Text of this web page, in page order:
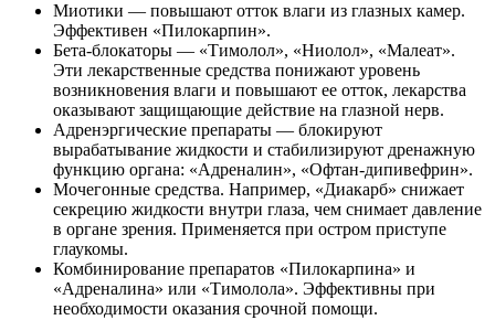
Миотики — повышают отток влаги из глазных камер.
Эффективен «Пилокарпин».
Бета-блокаторы — «Тимолол», «Ниолол», «Малеат».
Эти лекарственные средства понижают уровень
возникновения влаги и повышают ее отток, лекарства
оказывают защищающие действие на глазной нерв.
Адренэргические препараты — блокируют
вырабатывание жидкости и стабилизируют дренажную
функцию органа: «Адреналин», «Офтан-дипивефрин».
Мочегонные средства. Например, «Диакарб» снижает
секрецию жидкости внутри глаза, чем снимает давление
в органе зрения. Применяется при остром приступе
глаукомы.
Комбинирование препаратов «Пилокарпина» и
«Адреналина» или «Тимолола». Эффективны при
необходимости оказания срочной помощи.